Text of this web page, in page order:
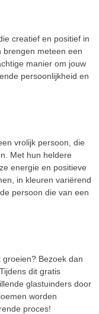
creatief en positief in
brengen meteen een
manier om jouw
persoonlijkheid en
vrolijk persoon, die
Met hun heldere
energie en positieve
in kleuren variërend
persoon die van een
Bezoek dan
dit gratis
glastuinders door
worden
proces!